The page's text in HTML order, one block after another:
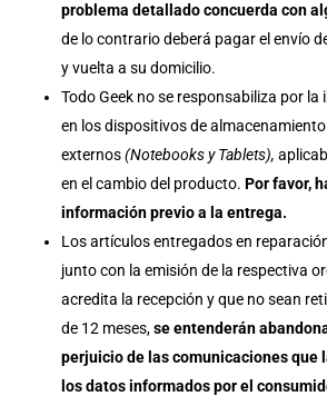
problema detallado concuerda con
de lo contrario deberá pagar el envío
y vuelta a su domicilio.
Todo Geek no se responsabiliza por
en los dispositivos de
externos(Notebooks y Tablets),
en el cambio del producto. Por favor,
información previo a la entrega.
Los artículos entregados en
junto con la emisión de la respectiva
acredita la recepción y que no sean
de 12 meses,se entenderán
perjuicio de las comunicaciones que
los datos informados por el